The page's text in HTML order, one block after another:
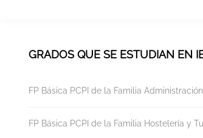
GRADOS QUE SE ESTUDIAN EN
FP Básica PCPI de la Familia
FP Básica PCPI de la Familia Hostelería y